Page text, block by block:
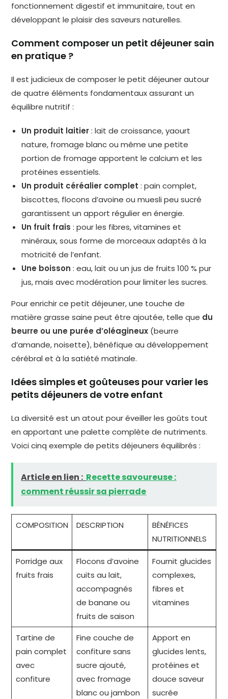
fonctionnement digestif et immunitaire, tout en
développant le plaisir des saveurs naturelles.
Comment composer un petit déjeuner sain
en pratique ?
Il est judicieux de composer le petit déjeuner autour
de quatre éléments fondamentaux assurant un
équilibre nutritif :
Un produit laitier: lait de croissance, yaourt
nature, fromage blanc ou même une petite
portion de fromage apportent le calcium et les
protéines essentiels.
Un produit céréalier complet : pain complet,
biscottes, flocons d’avoine ou muesli peu sucré
garantissent un apport régulier en énergie.
Un fruit frais : pour les fibres, vitamines et
minéraux, sous forme de morceaux adaptés à la
motricité de l’enfant.
Une boisson : eau, lait ou un jus de fruits 100 % pur
jus, mais avec modération pour limiter les sucres.
Pour enrichir ce petit déjeuner, une touche de
matière grasse saine peut être ajoutée, telle que du
beurre ou une purée d’oléagineux (beurre
d’amande, noisette), bénéfique au développement
cérébral et à la satiété matinale.
Idées simples et goûteuses pour varier les
petits déjeuners de votre enfant
La diversité est un atout pour éveiller les goûts tout
en apportant une palette complète de nutriments.
Voici cinq exemple de petits déjeuners équilibrés :
Article en lien : Recette savoureuse :
comment réussir sa pierrade
COMPOSITION DESCRIPTION
BÉNÉFICES
NUTRITIONNELS
Porridge aux
fruits frais
Flocons d’avoine
cuits au lait,
accompagnés
de banane ou
fruits de saison
Fournit glucides
complexes,
fibres et
vitamines
Tartine de
pain complet
avec
confiture
Fine couche de
confiture sans
sucre ajouté,
avec fromage
blanc ou jambon
Apport en
glucides lents,
protéines et
douce saveur
sucrée